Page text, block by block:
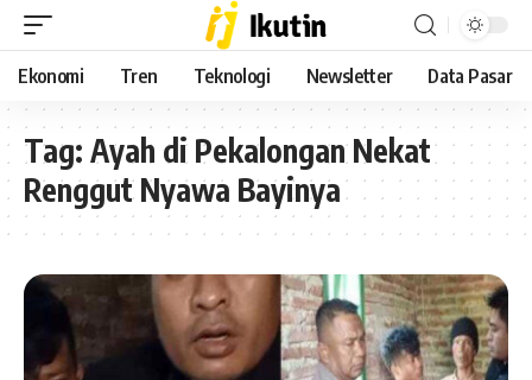
Ekonomi Tren Teknologi Newsletter Data Pasar
Tag: Ayah di Pekalongan Nekat
Renggut Nyawa Bayinya